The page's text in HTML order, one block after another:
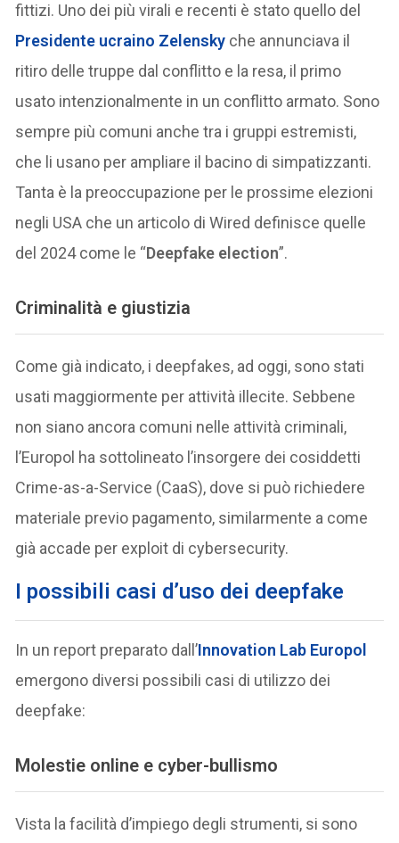
fittizi. Uno dei più virali e recenti è stato quello del
Presidente ucraino Zelensky che annunciava il
ritiro delle truppe dal conflitto e la resa, il primo
usato intenzionalmente in un conflitto armato. Sono
sempre più comuni anche tra i gruppi estremisti,
che li usano per ampliare il bacino di simpatizzanti.
Tanta è la preoccupazione per le prossime elezioni
negli USA che un articolo di Wired definisce quelle
del 2024 come le “Deepfake election”.
Criminalità e giustizia
Come già indicato, i deepfakes, ad oggi, sono stati
usati maggiormente per attività illecite. Sebbene
non siano ancora comuni nelle attività criminali,
l’Europol ha sottolineato l’insorgere dei cosiddetti
Crime-as-a-Service (CaaS), dove si può richiedere
materiale previo pagamento, similarmente a come
già accade per exploit di cybersecurity.
I possibili casi d’uso dei deepfake
In un report preparato dall’Innovation Lab Europol
emergono diversi possibili casi di utilizzo dei
deepfake:
Molestie online e cyber-bullismo
Vista la facilità d’impiego degli strumenti, si sono